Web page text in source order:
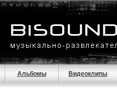
Альбомы Видеоклипы